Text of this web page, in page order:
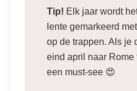
Tip! Elk jaar wordt
lente gemarkeerd
op de trappen. Als je
eind april naar Rome
een must-see 😍